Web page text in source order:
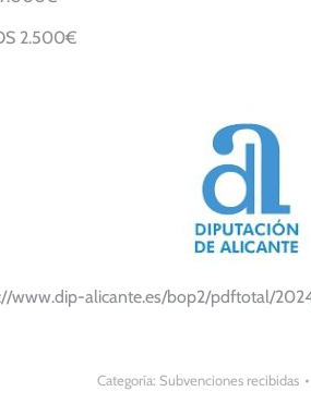
2.500€
www.dip-alicante.es/bop2/pdftotal/
Categoría: Subvenciones recibidas